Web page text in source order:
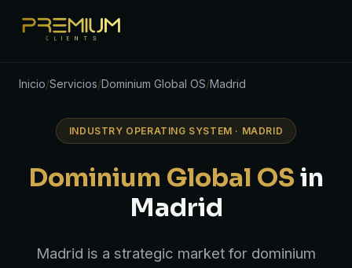
Inicio/Servicios/Dominium Global OS/Madrid
INDUSTRY OPERATING SYSTEM · MADRID
Dominium Global OS in
Madrid
Madrid is a strategic market for dominium